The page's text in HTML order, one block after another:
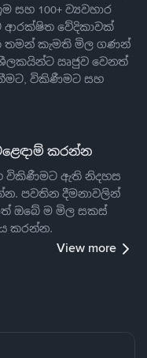
සහ 100+ ව්‍යවහාර
ආරක්ෂිත වේදිකාවක්
තමන් කැමති මිල ගණන්
ඍජුව වෙනත්
විකිණීමට සහ
කරන්න
විකිණීමට ඇති නිදහස
පවතින දීමනාවලින්
ඔබේ ම මිල සකස්
කරන්න.
View more